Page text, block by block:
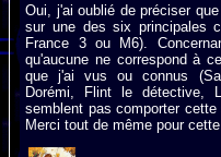
Oui, j'ai oublié de préciser
sur une des six principales
France 3 ou M6).
qu'aucune ne correspond à
que j'ai vus ou connus
Dorémi, Flint le détective,
semblent pas comporter
Merci tout de même pour